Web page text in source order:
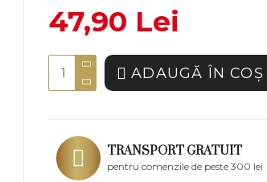
47,90 Lei
ADAUGĂ ÎN COŞ
TRANSPORT GRATUIT
pentru comenzile de peste 300 lei